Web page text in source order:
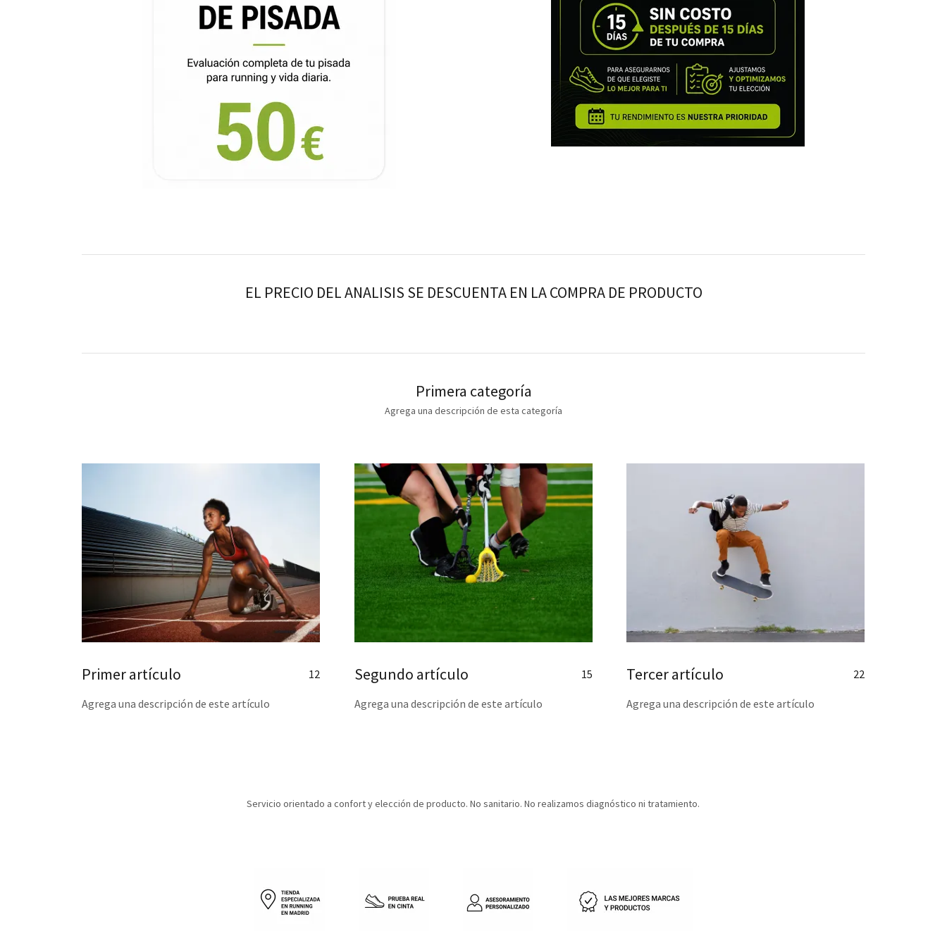
EL PRECIO DEL ANALISIS SE DESCUENTA EN LA COMPRA DE PRODUCTO
Primera categoría
Agrega una descripción de esta categoría
Primer artículo 12
Agrega una descripción de este artículo
Segundo artículo 15
Agrega una descripción de este artículo
Tercer artículo 22
Agrega una descripción de este artículo
Servicio orientado a confort y elección de producto. No sanitario. No realizamos diagnóstico ni tratamiento.